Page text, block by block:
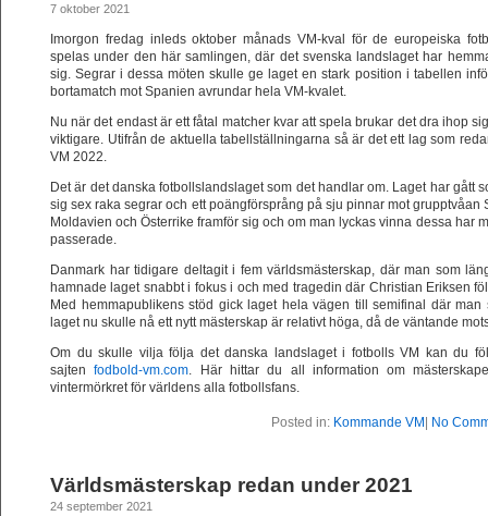
7 oktober 2021
Imorgon fredag inleds oktober månads VM-kval för de europeiska
spelas under den här samlingen, där det svenska landslaget har
sig. Segrar i dessa möten skulle ge laget en stark position i tabellen
bortamatch mot Spanien avrundar hela VM-kvalet.
Nu när det endast är ett fåtal matcher kvar att spela brukar det dra ihop
viktigare. Utifrån de aktuella tabellställningarna så är det ett lag som
VM 2022.
Det är det danska fotbollslandslaget som det handlar om. Laget har gått
sig sex raka segrar och ett poängförsprång på sju pinnar mot grupptvåan
Moldavien och Österrike framför sig och om man lyckas vinna dessa har
passerade.
Danmark har tidigare deltagit i fem världsmästerskap, där man som
hamnade laget snabbt i fokus i och med tragedin där Christian Eriksen
Med hemmapublikens stöd gick laget hela vägen till semifinal där
laget nu skulle nå ett nytt mästerskap är relativt höga, då de väntande
Om du skulle vilja följa det danska landslaget i fotbolls VM kan du
sajtenfodbold-vm.com. Här hittar du all information om
vintermörkret för världens alla fotbollsfans.
Posted in: Kommande VM No
Världsmästerskap redan under 2021
24 september 2021